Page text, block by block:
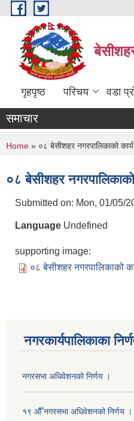
Skip to main content
गृहपृष्ठ परिचय वडा
समाचार
You are here
Home » ०८ बेसीशहर नगरपालिकाको
०८ बेसीशहर
Submitted on: Mon, 01/05/
Language Undefined
supporting image:
०८ बेसीशहर नगरपालिकाको
नगरकार्यपालिकाका
नगरसभा अधिवेशनको निर्णय ।
१९ औँ नगरसभा अधिवेशनको निर्णय ।